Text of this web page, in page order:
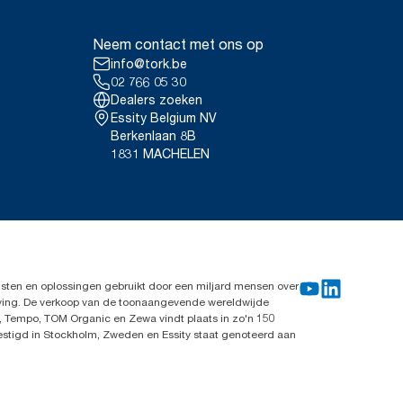
Neem contact met ons op
info@tork.be
02 766 05 30
Dealers zoeken
Essity Belgium NV
Berkenlaan 8B
1831 MACHELEN
en oplossingen gebruikt door een miljard mensen over
De verkoop van de toonaangevende wereldwijde
TOM Organic en Zewa vindt plaats in zo'n 150
in Stockholm, Zweden en Essity staat genoteerd aan